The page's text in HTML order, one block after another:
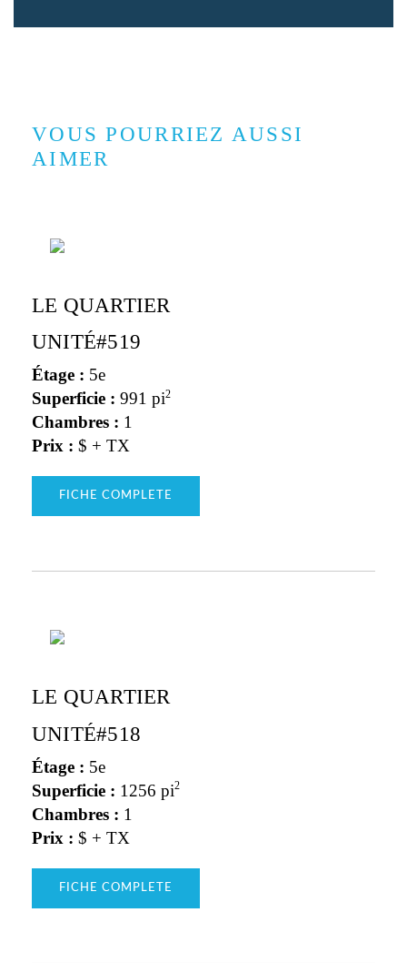
VOUS POURRIEZ AUSSI
AIMER
LE QUARTIER
UNITÉ#519
Étage : 5e
Superficie : 991 pi2
Chambres : 1
Prix : $ + TX
FICHE COMPLETE
LE QUARTIER
UNITÉ#518
Étage : 5e
Superficie : 1256 pi2
Chambres : 1
Prix : $ + TX
FICHE COMPLETE